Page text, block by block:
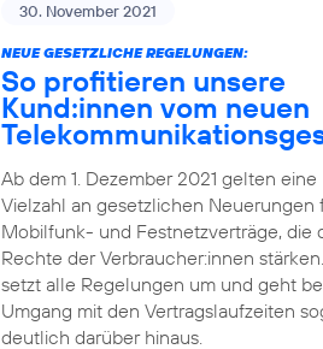
30. November 2021
NEUE GESETZLICHE REGELUNGEN:
So profitieren unsere
Kund:innen vom neuen
Ab dem 1. Dezember 2021 gelten eine
Vielzahl an gesetzlichen Neuerungen
Mobilfunk- und Festnetzverträge, die
Rechte der Verbraucher:innen
setzt alle Regelungen um und geht
Umgang mit den Vertragslaufzeiten
deutlich darüber hinaus.